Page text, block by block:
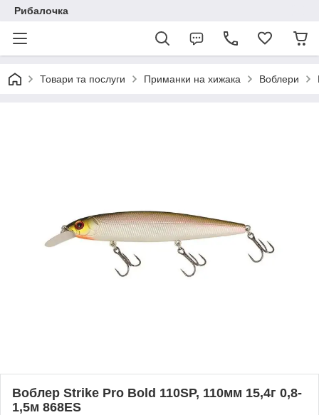
Рибалочка
Товари та послуги Приманки на хижака Воблери
Воблер Strike Pro Bold 110SP, 110мм 15,4г 0,8-
1,5м 868ES